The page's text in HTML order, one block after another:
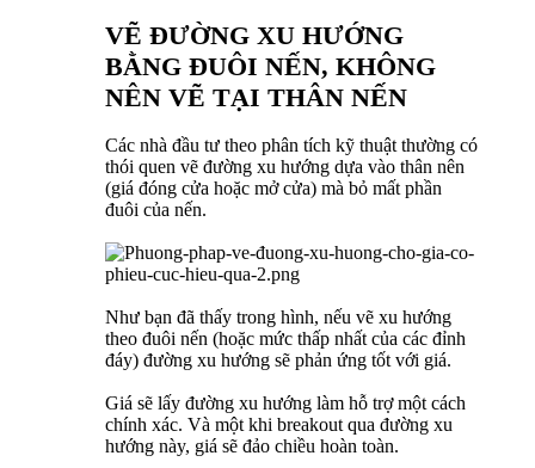
VẼ ĐƯỜNG XU HƯỚNG
BẰNG ĐUÔI NẾN, KHÔNG
NÊN VẼ TẠI THÂN NẾN
Các nhà đầu tư theo phân tích kỹ thuật thường có
thói quen vẽ đường xu hướng dựa vào thân nên
(giá đóng cửa hoặc mở cửa) mà bỏ mất phần
đuôi của nến.
Như bạn đã thấy trong hình, nếu vẽ xu hướng
theo đuôi nến (hoặc mức thấp nhất của các đỉnh
đáy) đường xu hướng sẽ phản ứng tốt với giá.
Giá sẽ lấy đường xu hướng làm hỗ trợ một cách
chính xác. Và một khi breakout qua đường xu
hướng này, giá sẽ đảo chiều hoàn toàn.